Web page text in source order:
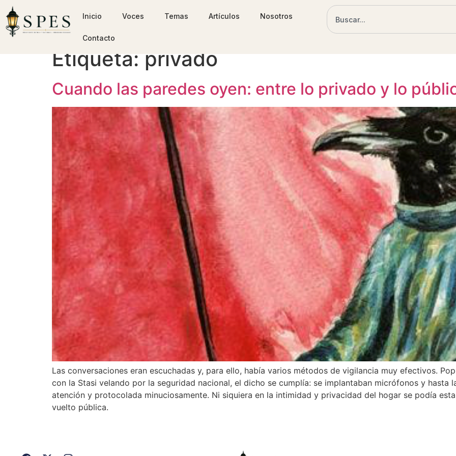
Inicio Voces Temas Artículos Nosotros
Contacto
Etiqueta: privado
Cuando las paredes oyen: entre lo privado y lo
Las conversaciones eran escuchadas y, para ello, había varios métodos de vigilancia muy efectivos.
con la Stasi velando por la seguridad nacional, el dicho se cumplía: se implantaban micrófonos y hasta
atención y protocolada minuciosamente. Ni siquiera en la intimidad y privacidad del hogar se podía
vuelto pública.